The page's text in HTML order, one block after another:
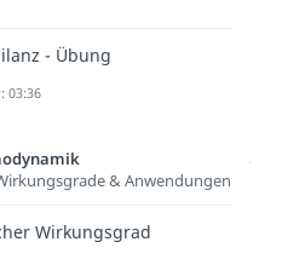
und
auch der Fläche im p-V-
der inneren Energie
Null sind, kann bewiesen
- Übung
03:36
& Anwendungen
Wirkungsgrad